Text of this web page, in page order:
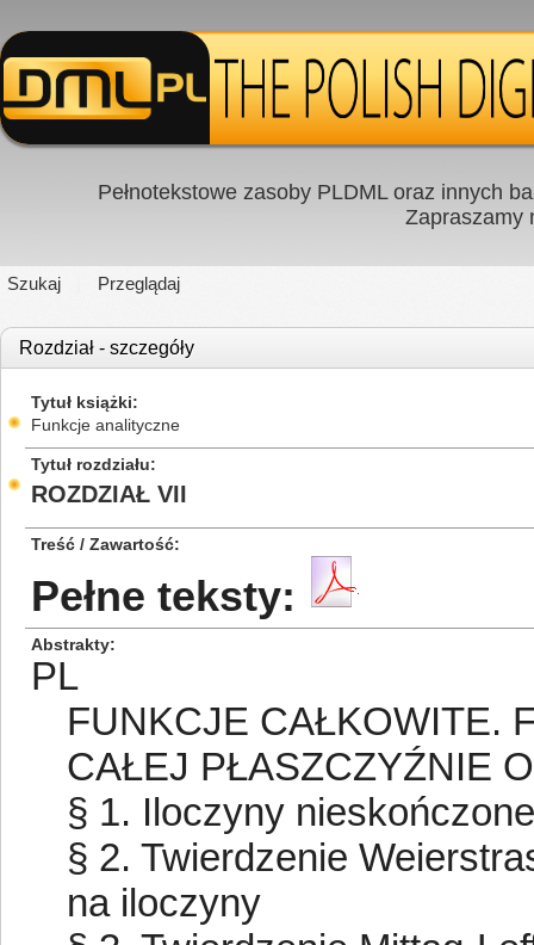
Pełnotekstowe zasoby PLDML oraz innych
Zapraszamy
Szukaj Przeglądaj
Rozdział - szczegóły
Tytuł książki
Funkcje analityczne
Tytuł rozdziału
ROZDZIAŁ VII
Treść / Zawartość
Pełne teksty:
Abstrakty
PL
FUNKCJE CAŁKOWITE.
CAŁEJ PŁASZCZYŹNIE
§ 1. Iloczyny nieskończone
§ 2. Twierdzenie
na iloczyny